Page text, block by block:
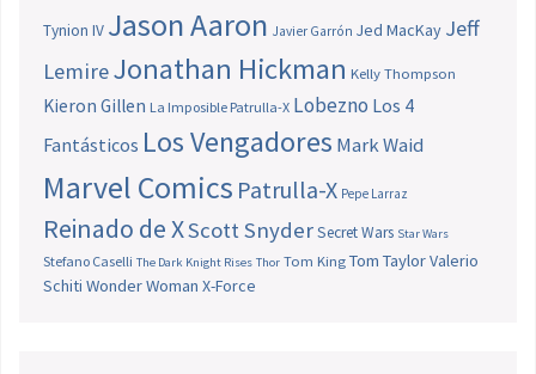
Tynion IV Jason Aaron Javier Garrón Jed MacKay Jeff
LemireJonathan Hickman Kelly Thompson
Kieron Gillen La Imposible Patrulla-X Lobezno Los 4
Fantásticos Los Vengadores Mark Waid
Marvel Comics Patrulla-X Pepe Larraz
Reinado de XScott SnyderSecret Wars Star Wars
Stefano Caselli The Dark Knight Rises Thor Tom King Tom TaylorValerio
Schiti Wonder Woman X-Force